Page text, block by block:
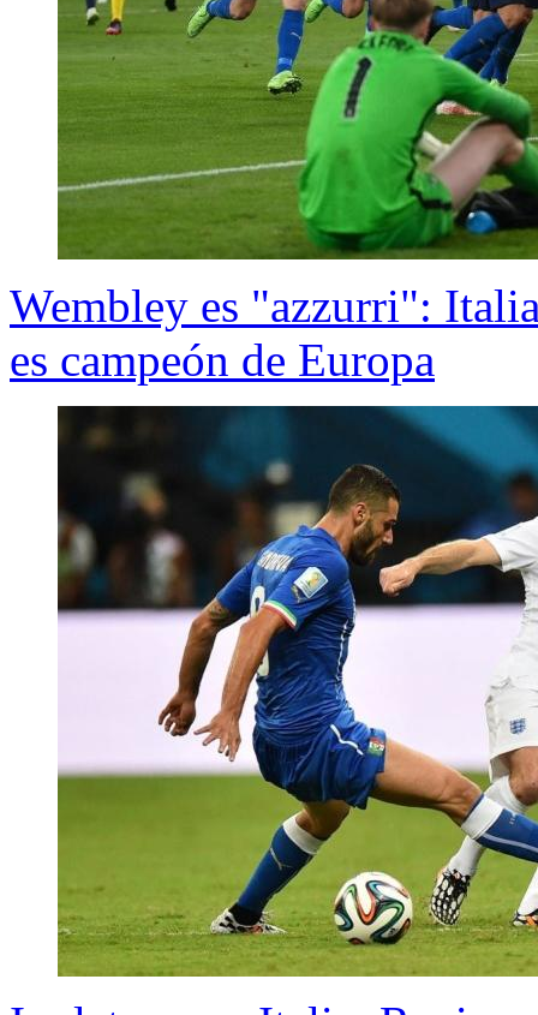
Wembley es "azzurri":
es campeón de Europa